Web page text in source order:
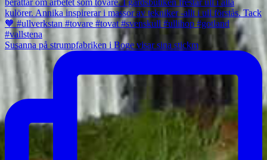
Susanna på strumpfabriken i Boge visar sina stickm